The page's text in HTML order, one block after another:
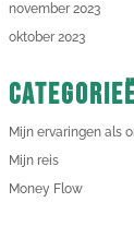
november 2023
oktober 2023
Mijn ervaringen als
Mijn reis
Money Flow